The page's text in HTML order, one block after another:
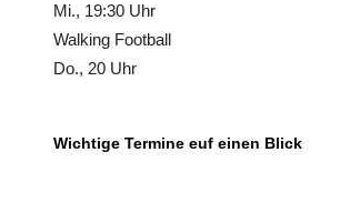
Mi., 19:30 Uhr
Walking Football
Do., 20 Uhr
Wichtige Termine euf einen Blick